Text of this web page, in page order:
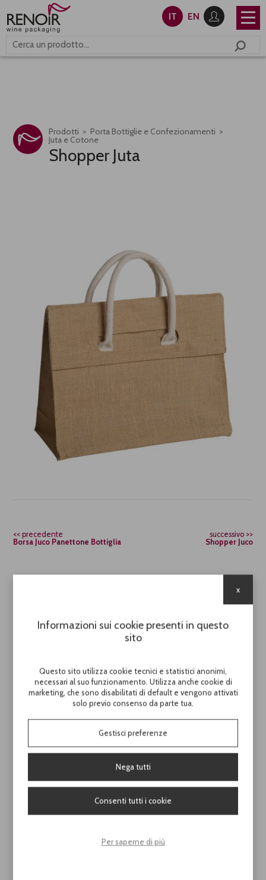
IT EN
Prodotti Porta Bottiglie e Confezionamenti
Juta e Cotone
Shopper Juta
precedente
Borsa Juco Panettone Bottiglia
successivo
Shopper Juco
Shopper Juta
H. 35,00 / L. 40,00 / P. 14,00
Conf. 12 pezzi / Crt 24 pezzi
Scopri il prezzo di questo prodotto
Informazioni sui cookie presenti in questo
sito
Questo sito utilizza cookie tecnici e statistici anonimi,
necessari al suo funzionamento. Utilizza anche cookie di
marketing, che sono disabilitati di default e vengono attivati
solo previo consenso da parte tua.
Gestisci preferenze
Nega tutti
Consenti tutti i cookie
Per saperne di più
x